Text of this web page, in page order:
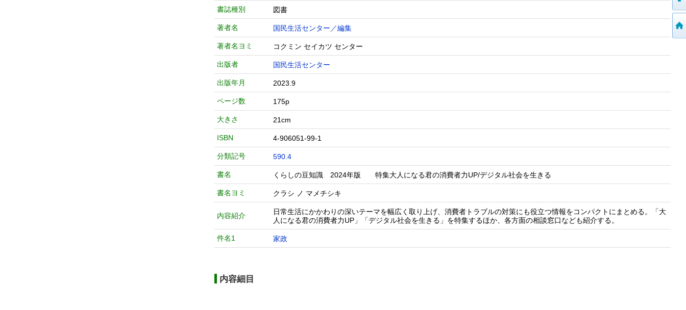
書誌種別 図書
著者名 国民生活センター／編集
著者名ヨミ コクミン セイカツ センター
出版者 国民生活センター
出版年月 2023.9
ページ数 175p
大きさ 21cm
ISBN 4-906051-99-1
分類記号 590.4
書名 くらしの豆知識 2024年版 特集大人になる君の消費者力UP/デジタル社会を生きる
書名ヨミ クラシ ノ マメチシキ
内容紹介
日常生活にかかわりの深いテーマを幅広く取り上げ、消費者トラブルの対策にも役立つ情報をコンパクトにまとめる。「大
人になる君の消費者力UP」「デジタル社会を生きる」を特集するほか、各方面の相談窓口なども紹介する。
件名1 家政
内容細目